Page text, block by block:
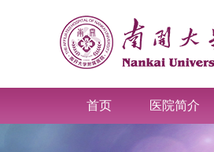
首页 医院简介